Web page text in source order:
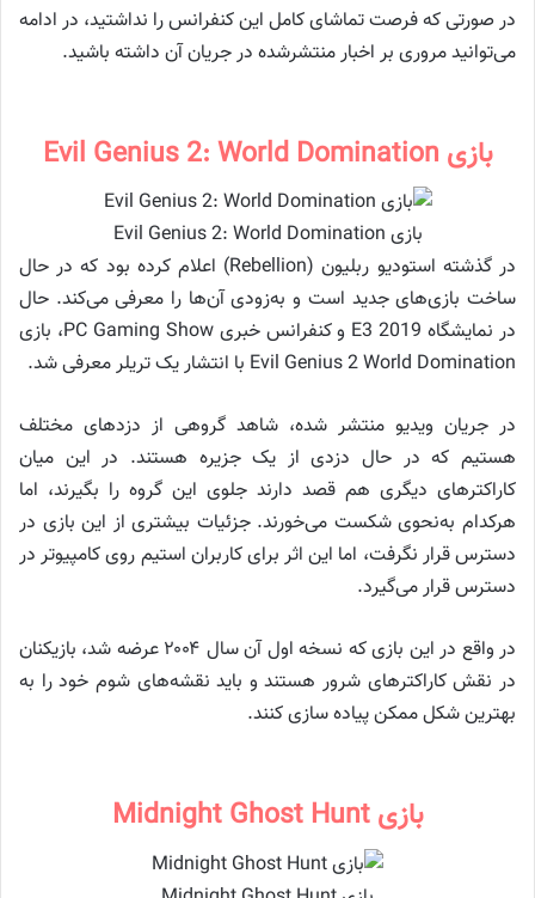
در صورتی که فرصت تماشای کامل این کنفرانس را نداشتید، در ادامه
می‌توانید مروری بر اخبار منتشر‌شده در جریان آن داشته باشید.
بازی Evil Genius 2: World Domination
بازی Evil Genius 2: World Domination
در گذشته استودیو ربلیون (Rebellion) اعلام کرده بود که در حال
ساخت بازی‌های جدید است و به‌زودی آن‌ها را معرفی می‌کند. حال
در نمایشگاه E3 2019 و کنفرانس خبری PC Gaming Show، بازی
Evil Genius 2 World Domination با انتشار یک تریلر معرفی شد.
در جریان ویدیو منتشر شده، شاهد گروهی از دزدهای مختلف
هستیم که در حال دزدی از یک جزیره هستند. در این میان
کاراکترهای دیگری هم قصد دارند جلوی این گروه را بگیرند، اما
هرکدام به‌نحوی شکست می‌خورند. جزئیات بیشتری از این بازی در
دسترس قرار نگرفت، اما این اثر برای کاربران استیم روی کامپیوتر در
دسترس قرار می‌گیرد.
در واقع در این بازی که نسخه اول آن سال ۲۰۰۴ عرضه شد، بازیکنان
در نقش کاراکترهای شرور هستند و باید نقشه‌های شوم خود را به‌
بهترین شکل ممکن پیاده سازی کنند.
بازی Midnight Ghost Hunt